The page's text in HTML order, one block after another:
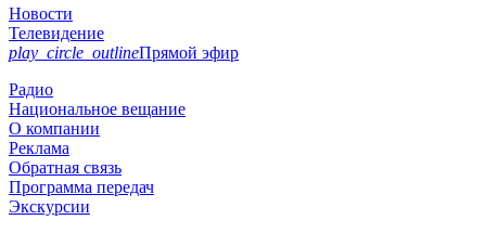
Новости
Телевидение
play_circle_outlineПрямой эфир
Радио
Национальное вещание
О компании
Реклама
Обратная связь
Программа передач
Экскурсии